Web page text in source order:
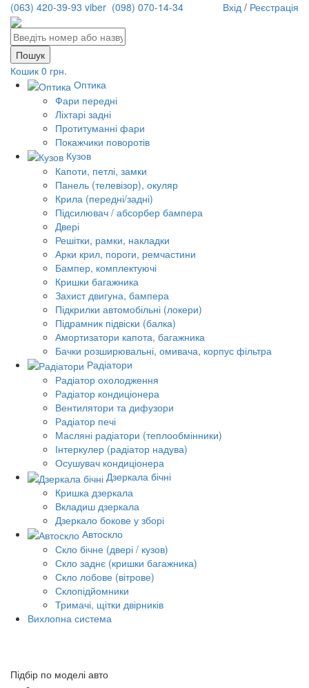
(063) 420-39-93 viber (098) 070-14-34 Вхід / Реєстрація
Кошик 0 грн.
Оптика
Фари передні
Ліхтарі задні
Протитуманні фари
Покажчики поворотів
Кузов
Капоти, петлі, замки
Панель (телевізор), окуляр
Крила (передні/задні)
Підсилювач / абсорбер бампера
Двері
Решітки, рамки, накладки
Арки крил, пороги, ремчастини
Бампер, комплектуючі
Кришки багажника
Захист двигуна, бампера
Підкрилки автомобільні (локери)
Підрамник підвіски (балка)
Амортизатори капота, багажника
Бачки розширювальні, омивача, корпус фільтра
Радіатори
Радіатор охолодження
Радіатор кондиціонера
Вентилятори та дифузори
Радіатор печі
Масляні радіатори (теплообмінники)
Інтеркулер (радіатор надува)
Осушувач кондиціонера
Дзеркала бічні
Кришка дзеркала
Вкладиш дзеркала
Дзеркало бокове у зборі
Автоскло
Скло бічне (двері / кузов)
Скло заднє (кришки багажника)
Скло лобове (вітрове)
Склопідйомники
Тримачі, щітки двірників
Вихлопна система
Підбір по моделі авто